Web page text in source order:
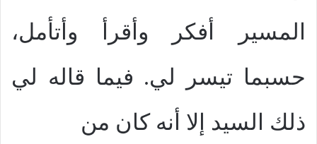
المسير أفكر وأقرأ وأتأمل،
حسبما تيسر لي. فيما قاله لي
ذلك السيد إلا أنه كان من